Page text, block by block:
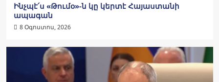
Ինչպէ՛ս «Թումօ»-ն կը կերտէ Հայաստանի
ապագան
8 Օգոստոս, 2026